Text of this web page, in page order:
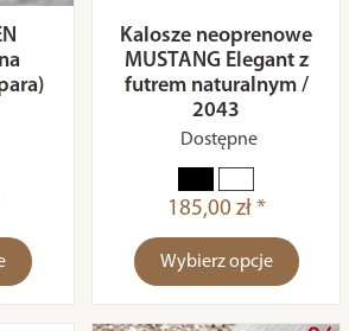
Kalosze neoprenowe
MUSTANG Elegant z
futrem naturalnym /
2043
Dostępne
185,00 zł *
Wybierz opcje